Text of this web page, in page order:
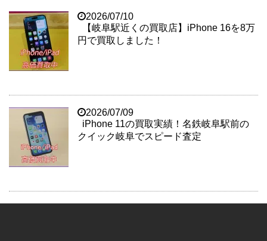
2026/07/10
【岐阜駅近くの買取店】iPhone 16を8万
円で買取しました！
2026/07/09
iPhone 11の買取実績！名鉄岐阜駅前の
クイック岐阜でスピード査定